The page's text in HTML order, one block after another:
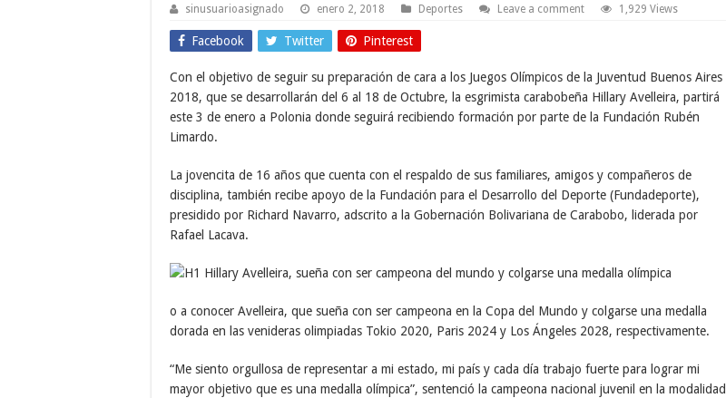
sinusuarioasignado enero 2, 2018 Deportes Leave a comment 1,929 Views
Facebook Twitter Pinterest
Con el objetivo de seguir su preparación de cara a los Juegos Olímpicos de la Juventud Buenos Aires
2018, que se desarrollarán del 6 al 18 de Octubre, la esgrimista carabobeña Hillary Avelleira, partirá
este 3 de enero a Polonia donde seguirá recibiendo formación por parte de la Fundación Rubén
Limardo.
La jovencita de 16 años que cuenta con el respaldo de sus familiares, amigos y compañeros de
disciplina, también recibe apoyo de la Fundación para el Desarrollo del Deporte (Fundadeporte),
presidido por Richard Navarro, adscrito a la Gobernación Bolivariana de Carabobo, liderada por
Rafael Lacava.
o a conocer Avelleira, que sueña con ser campeona en la Copa del Mundo y colgarse una medalla
dorada en las venideras olimpiadas Tokio 2020, Paris 2024 y Los Ángeles 2028, respectivamente.
“Me siento orgullosa de representar a mi estado, mi país y cada día trabajo fuerte para lograr mi
mayor objetivo que es una medalla olímpica”, sentenció la campeona nacional juvenil en la modalidad